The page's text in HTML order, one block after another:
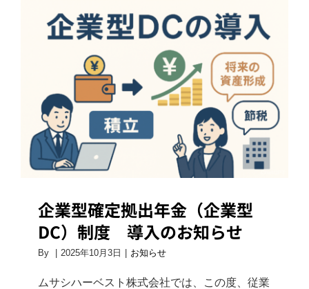
企業型確定拠出年金（企業型DC）制
度 導入のお知らせ
企業型確定拠出年金（企業型
DC）制度 導入のお知らせ
By | 2025年10月3日 | お知らせ
ムサシハーベスト株式会社では、この度、従業